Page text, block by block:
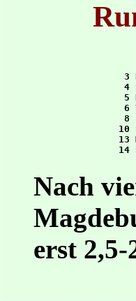
3
4
5
6
8
10
13
Nach
erst